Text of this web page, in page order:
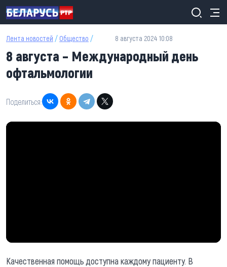
Перейти к основному содержанию
Лента новостей / Общество / 8 августа 2024 10:08
8 августа – Международный день
офтальмологии
Поделиться:
Качественная помощь доступна каждому пациенту. В